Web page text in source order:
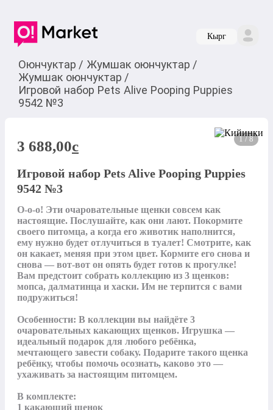
Кырг
Оюнчуктар / Жумшак оюнчуктар /
Жумшак оюнчуктар /
Игровой набор Pets Alive Pooping Puppies
9542 №3
1 / 8
3 688,00c
Игровой набор Pets Alive Pooping Puppies
9542 №3
О-о-о! Эти очаровательные щенки совсем как
настоящие. Послушайте, как они лают. Покормите
своего питомца, а когда его животик наполнится,
ему нужно будет отлучиться в туалет! Смотрите, как
он какает, меняя при этом цвет. Кормите его снова и
снова — вот-вот он опять будет готов к прогулке!
Вам предстоит собрать коллекцию из 3 щенков:
мопса, далматинца и хаски. Им не терпится с вами
подружиться!
Особенности: В коллекции вы найдёте 3
очаровательных какающих щенков. Игрушка —
идеальный подарок для любого ребёнка,
мечтающего завести собаку. Подарите такого щенка
ребёнку, чтобы помочь осознать, каково это —
ухаживать за настоящим питомцем.
В комплекте:
1 какающий щенок